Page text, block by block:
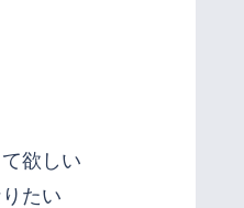
欲しい
たい